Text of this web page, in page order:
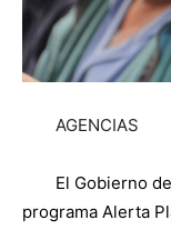
AGENCIAS
El Gobierno
programa Alerta